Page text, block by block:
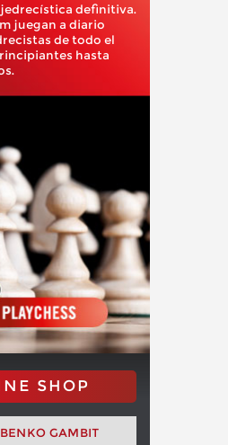
definitiva.
juegan a diario
de todo el
hasta
SHOP
GAMBIT